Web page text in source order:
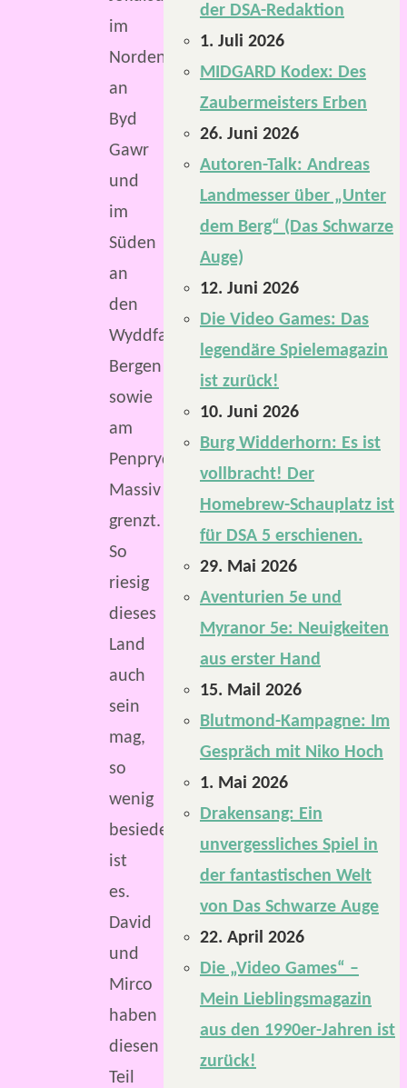
im
Norden
an
Byd
Gawr
und
im
Süden
an
den
Wyddfa-
Bergen
sowie
am
Penprydyn-
Massiv
grenzt.
So
riesig
dieses
Land
auch
sein
mag,
so
wenig
besiedelt
ist
es.
David
und
Mirco
haben
diesen
Teil
der DSA-Redaktion
1. Juli 2026
MIDGARD Kodex: Des
Zaubermeisters Erben
26. Juni 2026
Autoren-Talk: Andreas
Landmesser über „Unter
dem Berg“ (Das Schwarze
Auge)
12. Juni 2026
Die Video Games: Das
legendäre Spielemagazin
ist zurück!
10. Juni 2026
Burg Widderhorn: Es ist
vollbracht! Der
Homebrew-Schauplatz ist
für DSA 5 erschienen.
29. Mai 2026
Aventurien 5e und
Myranor 5e: Neuigkeiten
aus erster Hand
15. Mail 2026
Blutmond-Kampagne: Im
Gespräch mit Niko Hoch
1. Mai 2026
Drakensang: Ein
unvergessliches Spiel in
der fantastischen Welt
von Das Schwarze Auge
22. April 2026
Die „Video Games“ –
Mein Lieblingsmagazin
aus den 1990er-Jahren ist
zurück!